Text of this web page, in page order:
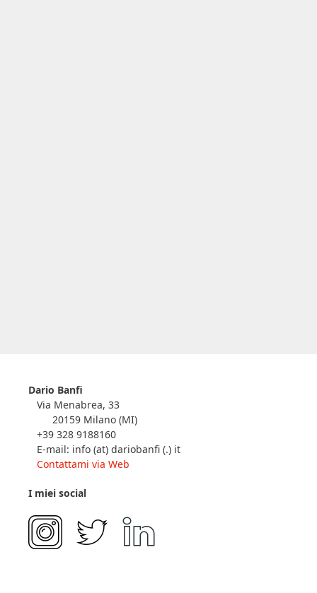
Dario Banfi
Via Menabrea, 33
20159 Milano (MI)
+39 328 9188160
E-mail: info (at) dariobanfi (.) it
Contattami via Web
I miei social